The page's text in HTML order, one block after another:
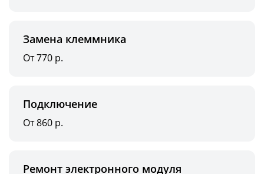
Замена клеммника
От 770 р.
Подключение
От 860 р.
Ремонт электронного модуля